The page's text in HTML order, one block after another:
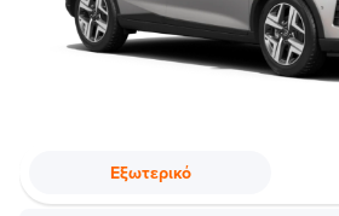
Εξωτερικό